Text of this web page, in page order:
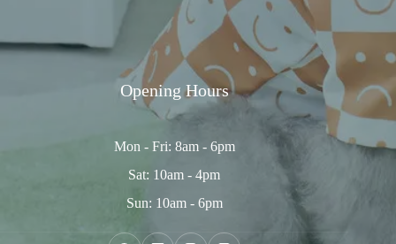
Opening Hours
Mon - Fri: 8am - 6pm
Sat: 10am - 4pm
Sun: 10am - 6pm